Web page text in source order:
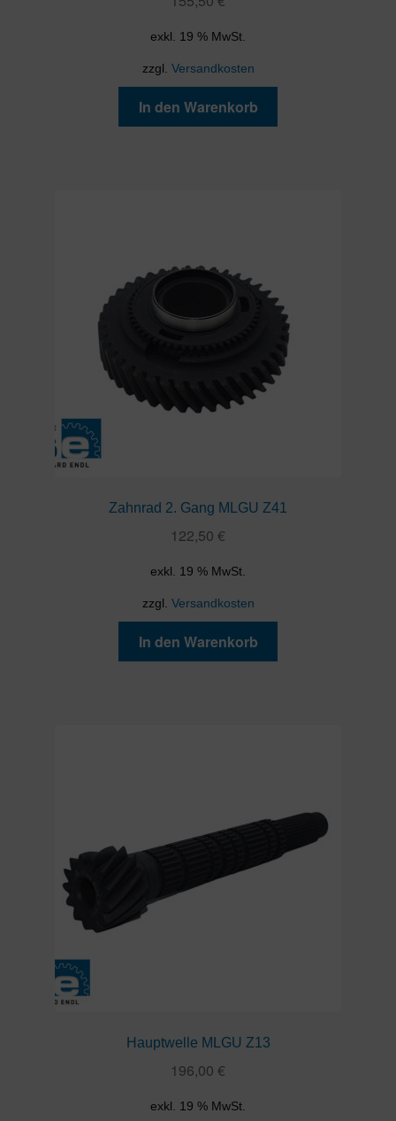
exkl. 19 % MwSt.
zzgl. Versandkosten
In den Warenkorb
Zahnrad 2. Gang MLGU Z41
122,50 €
exkl. 19 % MwSt.
zzgl. Versandkosten
In den Warenkorb
Hauptwelle MLGU Z13
196,00 €
exkl. 19 % MwSt.